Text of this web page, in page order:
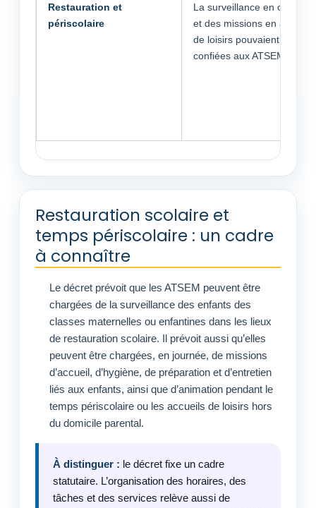
Restauration et
périscolaire
La surveillance en cantine
et des missions en accueil
de loisirs pouvaient être
confiées aux ATSEM.
Restauration scolaire et
temps périscolaire : un cadre
à connaître
Le décret prévoit que les ATSEM peuvent être
chargées de la surveillance des enfants des
classes maternelles ou enfantines dans les lieux
de restauration scolaire. Il prévoit aussi qu’elles
peuvent être chargées, en journée, de missions
d’accueil, d’hygiène, de préparation et d’entretien
liés aux enfants, ainsi que d’animation pendant le
temps périscolaire ou les accueils de loisirs hors
du domicile parental.
À distinguer : le décret fixe un cadre
statutaire. L’organisation des horaires, des
tâches et des services relève aussi de